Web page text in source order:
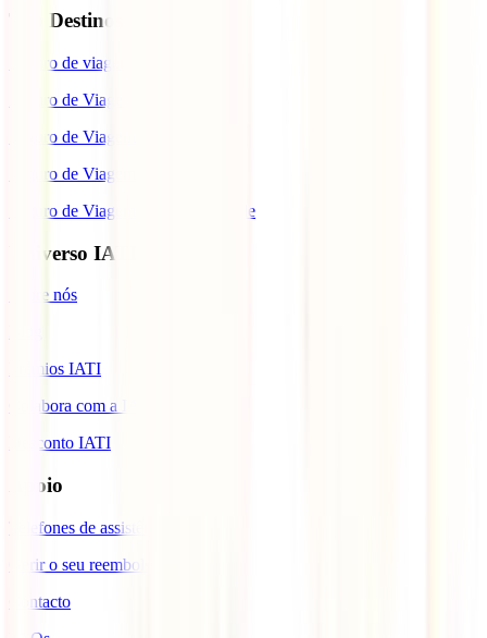
Top Destinos
Seguro de viagem para o Japão
Seguro de Viagem para os EUA
Seguro de Viagem para o Brasil
Seguro de Viagem para Tailândia
Seguro de Viagem para Cabo Verde
Universo IATI
Sobre nós
Prémios IATI
Colabora com a IATI
Desconto IATI
Apoio
Telefones de assistência
Gerir o seu reembolso
Contacto